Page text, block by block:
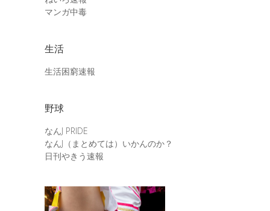
マンガ中毒
生活
生活困窮速報
野球
なんJ PRIDE
なんJ（まとめては）いかんのか？
日刊やきう速報